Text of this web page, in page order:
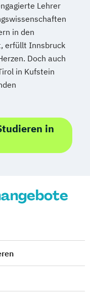
Management
Lehrer
in den
erfüllt Innsbruck
Doch auch
in Kufstein
in